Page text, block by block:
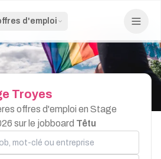
d'emploi
Troyes
offres d'emploi en Stage
sur le jobboard Têtu
clé ou entreprise